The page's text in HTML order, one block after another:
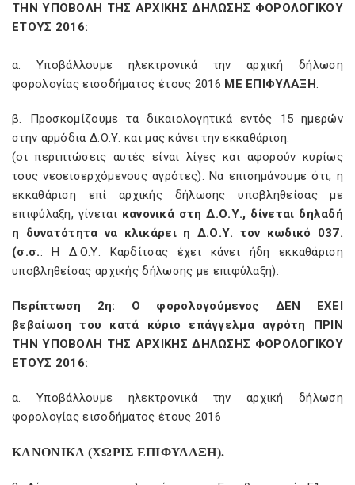
ΤΗΝ ΥΠΟΒΟΛΗ ΤΗΣ ΑΡΧΙΚΗΣ ΔΗΛΩΣΗΣ ΦΟΡΟΛΟΓΙΚΟΥ
ΕΤΟΥΣ 2016:
α. Υποβάλλουμε ηλεκτρονικά την αρχική δήλωση
φορολογίας εισοδήματος έτους 2016 ΜΕ ΕΠΙΦΥΛΑΞΗ.
β. Προσκομίζουμε τα δικαιολογητικά εντός 15 ημερών
στην αρμόδια Δ.Ο.Υ. και μας κάνει την εκκαθάριση.
(οι περιπτώσεις αυτές είναι λίγες και αφορούν κυρίως
τους νεοεισερχόμενους αγρότες). Να επισημάνουμε ότι, η
εκκαθάριση επί αρχικής δήλωσης υποβληθείσας με
επιφύλαξη, γίνεται κανονικά στη Δ.Ο.Υ., δίνεται δηλαδή
η δυνατότητα να κλικάρει η Δ.Ο.Υ. τον κωδικό 037.
(σ.σ.: Η Δ.Ο.Υ. Καρδίτσας έχει κάνει ήδη εκκαθάριση
υποβληθείσας αρχικής δήλωσης με επιφύλαξη).
Περίπτωση 2η: Ο φορολογούμενος ΔΕΝ ΕΧΕΙ
βεβαίωση του κατά κύριο επάγγελμα αγρότη ΠΡΙΝ
ΤΗΝ ΥΠΟΒΟΛΗ ΤΗΣ ΑΡΧΙΚΗΣ ΔΗΛΩΣΗΣ ΦΟΡΟΛΟΓΙΚΟΥ
ΕΤΟΥΣ 2016:
α. Υποβάλλουμε ηλεκτρονικά την αρχική δήλωση
φορολογίας εισοδήματος έτους 2016
ΚΑΝΟΝΙΚΑ (ΧΩΡΙΣ ΕΠΙΦΥΛΑΞΗ).